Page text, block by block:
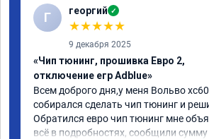
Г георгий ✓
★★★★★
9 декабря 2025
«Чип тюнинг, прошивка Евро 2,
отключение егр Adblue»
Всем доброго дня,у меня Вольво
собирался сделать чип тюнинг и
Обратился евро чип тюнинг мне
всё в подробностях, сообщили сумму